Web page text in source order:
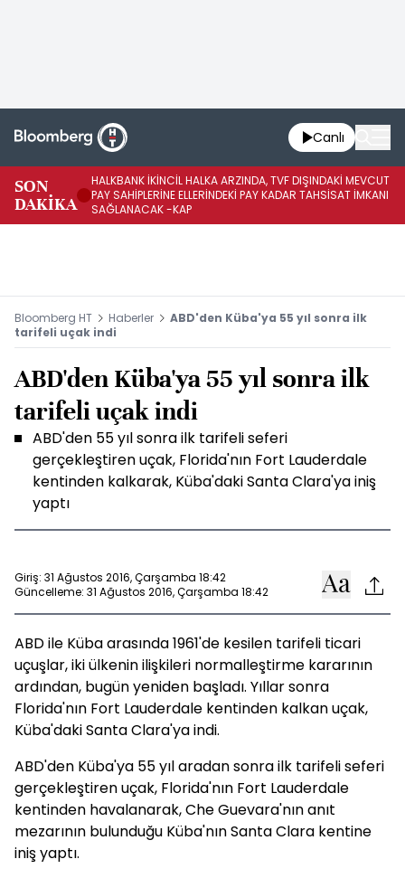
Canlı
SON
DAKİKA
HALKBANK İKİNCİL HALKA ARZINDA, TVF DIŞINDAKİ MEVCUT
PAY SAHİPLERİNE ELLERİNDEKİ PAY KADAR TAHSİSAT İMKANI
SAĞLANACAK -KAP
Bloomberg HT Haberler
ABD'den Küba'ya 55 yıl sonra ilk
tarifeli uçak indi
ABD'den Küba'ya 55 yıl sonra ilk
tarifeli uçak indi
ABD'den 55 yıl sonra ilk tarifeli seferi
gerçekleştiren uçak, Florida'nın Fort Lauderdale
kentinden kalkarak, Küba'daki Santa Clara'ya iniş
yaptı
Giriş: 31 Ağustos 2016, Çarşamba 18:42
Güncelleme: 31 Ağustos 2016, Çarşamba 18:42
ABD ile Küba arasında 1961'de kesilen tarifeli ticari
uçuşlar, iki ülkenin ilişkileri normalleştirme kararının
ardından, bugün yeniden başladı. Yıllar sonra
Florida'nın Fort Lauderdale kentinden kalkan uçak,
Küba'daki Santa Clara'ya indi.
ABD'den Küba'ya 55 yıl aradan sonra ilk tarifeli seferi
gerçekleştiren uçak, Florida'nın Fort Lauderdale
kentinden havalanarak, Che Guevara'nın anıt
mezarının bulunduğu Küba'nın Santa Clara kentine
iniş yaptı.